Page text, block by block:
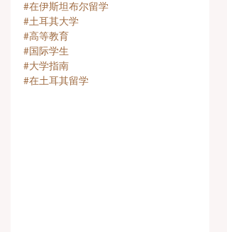
#在伊斯坦布尔留学
#土耳其大学
#高等教育
#国际学生
#大学指南
#在土耳其留学